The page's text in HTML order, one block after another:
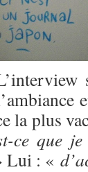
la plus
ce que je
Lui : «